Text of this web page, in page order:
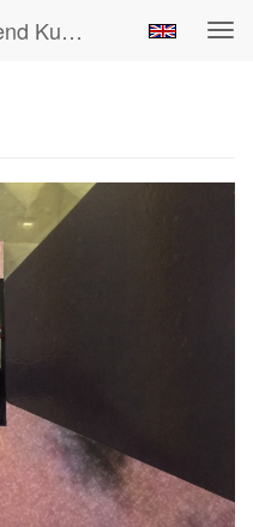
Jolande Vermeulen - Beeldend Kunstenaar